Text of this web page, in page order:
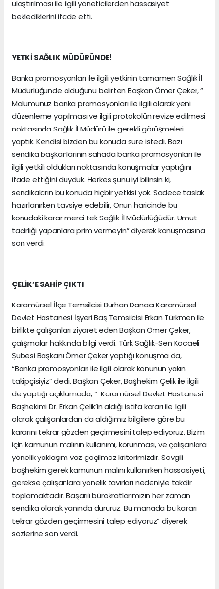
ulaştırılması ile ilgili yöneticilerden hassasiyet
beklediklerini ifade etti.
YETKİ SAĞLIK MÜDÜRÜNDE!
Banka promosyonları ile ilgili yetkinin tamamen Sağlık İl
Müdürlüğünde olduğunu belirten Başkan Ömer Çeker, “
Malumunuz banka promosyonları ile ilgili olarak yeni
düzenleme yapılması ve ilgili protokolün revize edilmesi
noktasında Sağlık İl Müdürü ile gerekli görüşmeleri
yaptık. Kendisi bizden bu konuda süre istedi. Bazı
sendika başkanlarının sahada banka promosyonları ile
ilgili yetkili oldukları noktasında konuşmalar yaptığını
ifade ettiğini duyduk. Herkes şunu iyi bilinsin ki,
sendikaların bu konuda hiçbir yetkisi yok. Sadece taslak
hazırlanırken tavsiye edebilir, Onun haricinde bu
konudaki karar merci tek Sağlık İl Müdürlüğüdür. Umut
tacirliği yapanlara prim vermeyin” diyerek konuşmasına
son verdi.
ÇELİK’E SAHİP ÇIKTI
Karamürsel İlçe Temsilcisi Burhan Danacı Karamürsel
Devlet Hastanesi İşyeri Baş Temsilcisi Erkan Türkmen ile
birlikte çalışanları ziyaret eden Başkan Ömer Çeker,
çalışmalar hakkında bilgi verdi. Türk Sağlık-Sen Kocaeli
Şubesi Başkanı Ömer Çeker yaptığı konuşma da,
“Banka promosyonları ile ilgili olarak konunun yakın
takipçisiyiz” dedi. Başkan Çeker, Başhekim Çelik ile ilgili
de yaptığı açıklamada, “ Karamürsel Devlet Hastanesi
Başhekimi Dr. Erkan Çelik’in aldığı istifa kararı ile ilgili
olarak çalışanlardan da aldığımız bilgilere göre bu
kararını tekrar gözden geçirmesini talep ediyoruz. Bizim
için kamunun malının kullanımı, korunması, ve çalışanlara
yönelik yaklaşım vaz geçilmez kriterimizdir. Sevgili
başhekim gerek kamunun malını kullanırken hassasiyeti,
gerekse çalışanlara yönelik tavırları nedeniyle takdir
toplamaktadır. Başarılı bürokratlarımızın her zaman
sendika olarak yanında dururuz. Bu manada bu kararı
tekrar gözden geçirmesini talep ediyoruz” diyerek
sözlerine son verdi.